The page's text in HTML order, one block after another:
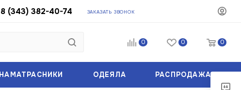
8 (343) 382-40-74 ЗАКАЗАТЬ ЗВОНОК
0 0 0
НАМАТРАСНИКИ ОДЕЯЛА РАСПРОДАЖА